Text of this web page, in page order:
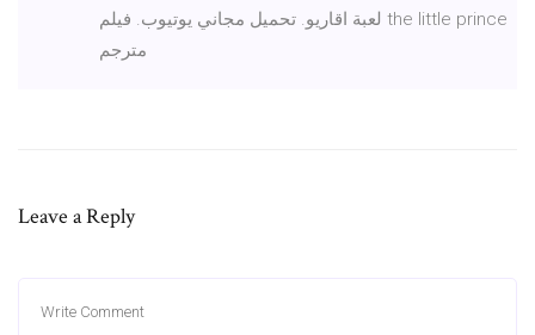
لعبة اقاريو. تحميل مجاني يوتيوب. فيلم the little prince
مترجم
Leave a Reply